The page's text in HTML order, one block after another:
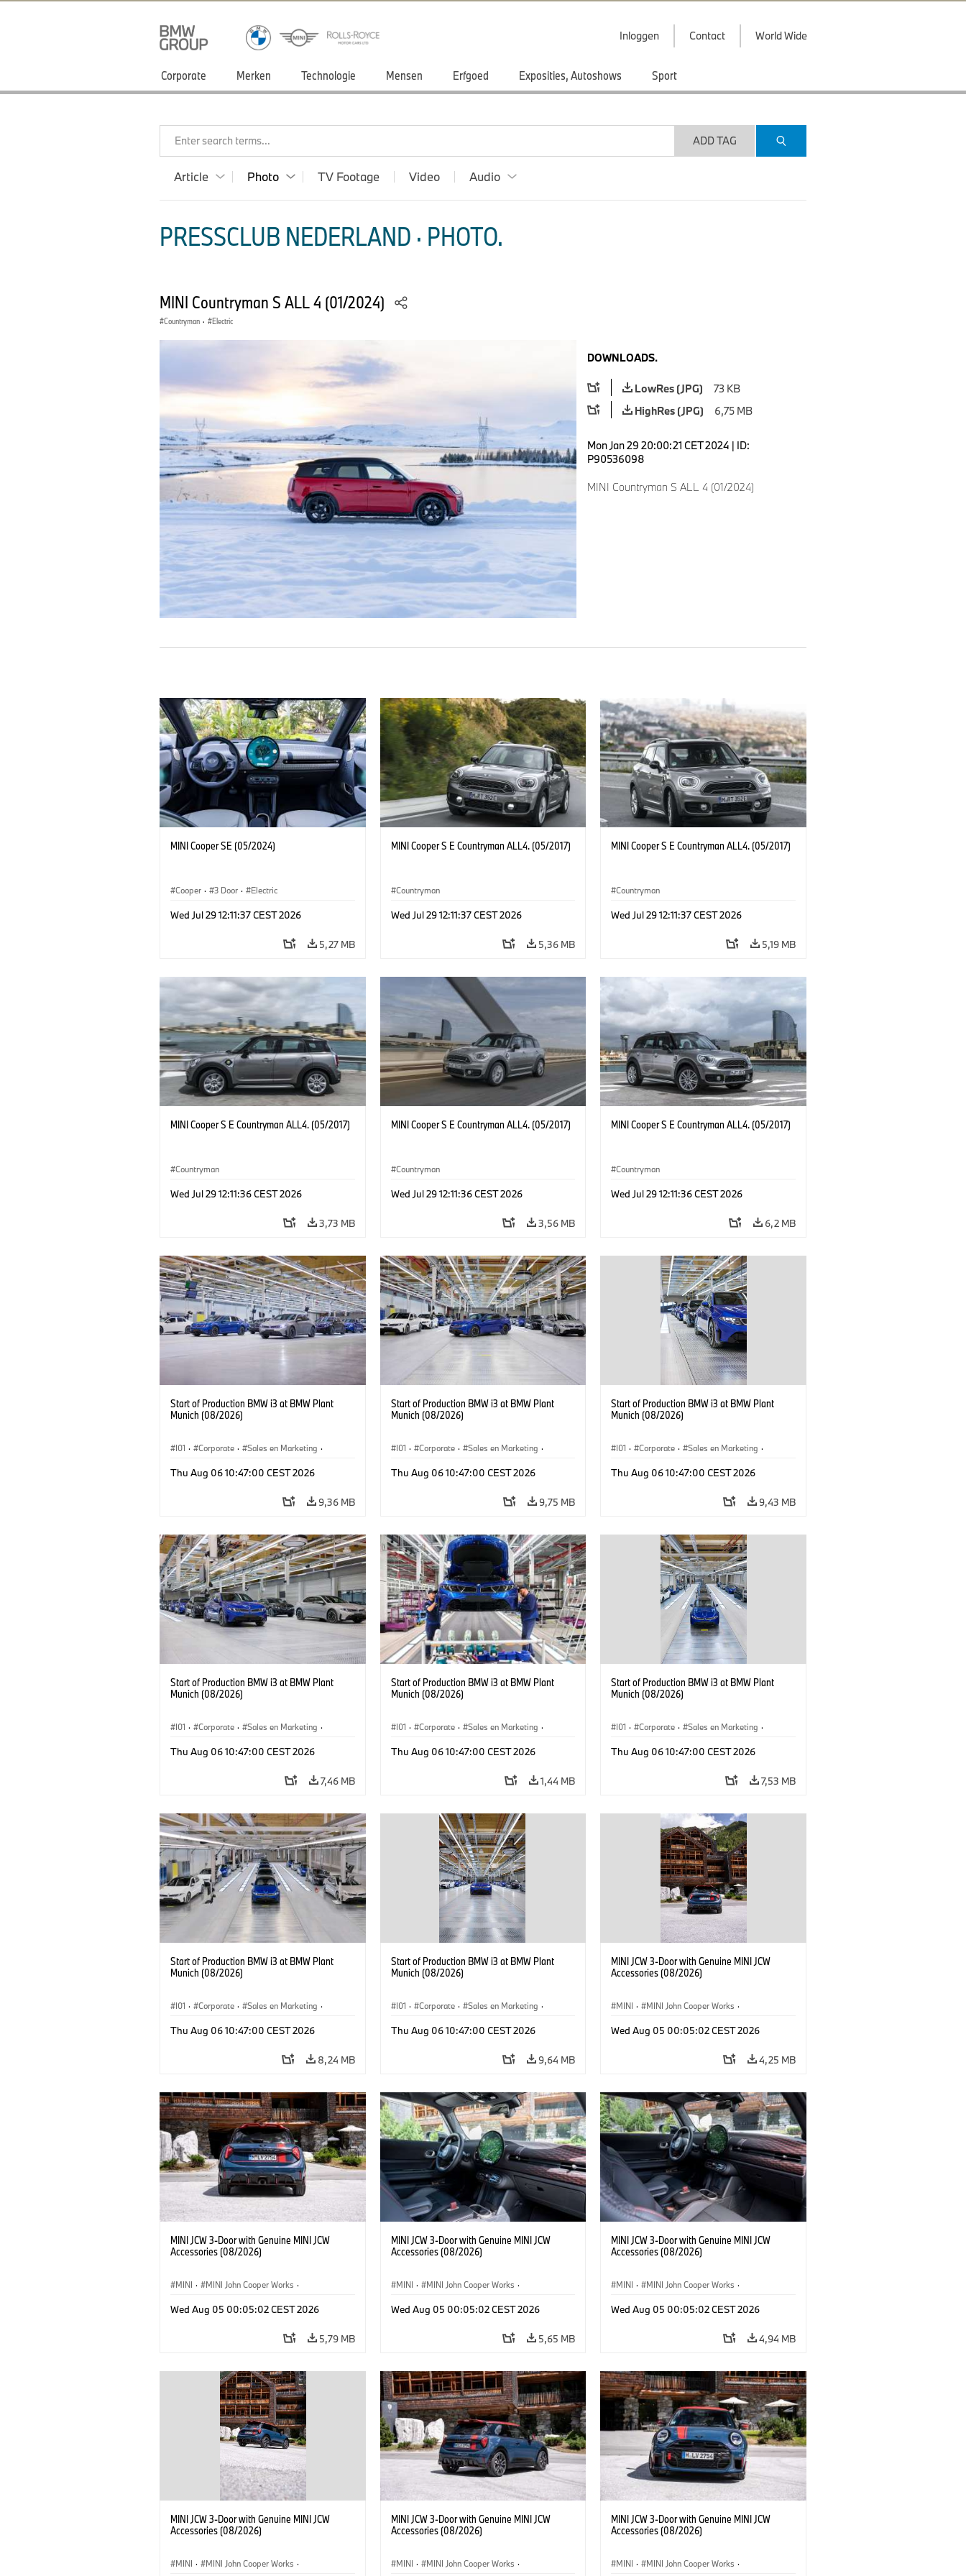
Inloggen Contact World Wide
Corporate Merken Technologie Mensen Erfgoed Exposities, Autoshows Sport
Enter search terms... ADD TAG
Article Photo TV Footage Video Audio
PRESSCLUB NEDERLAND · PHOTO.
MINI Countryman S ALL 4 (01/2024)
Countryman · Electric
DOWNLOADS.
LowRes (JPG)
73 KB
HighRes (JPG)
6,75 MB
Mon Jan 29 20:00:21 CET 2024 | ID:
P90536098
MINI Countryman S ALL 4 (01/2024)
MINI Cooper SE (05/2024)
Cooper · 3 Door · Electric
Wed Jul 29 12:11:37 CEST 2026
5,27 MB
MINI Cooper S E Countryman ALL4. (05/2017)
Countryman
Wed Jul 29 12:11:37 CEST 2026
5,36 MB
MINI Cooper S E Countryman ALL4. (05/2017)
Countryman
Wed Jul 29 12:11:37 CEST 2026
5,19 MB
MINI Cooper S E Countryman ALL4. (05/2017)
Countryman
Wed Jul 29 12:11:36 CEST 2026
3,73 MB
MINI Cooper S E Countryman ALL4. (05/2017)
Countryman
Wed Jul 29 12:11:36 CEST 2026
3,56 MB
MINI Cooper S E Countryman ALL4. (05/2017)
Countryman
Wed Jul 29 12:11:36 CEST 2026
6,2 MB
Start of Production BMW i3 at BMW Plant
Munich (08/2026)
I01 · Corporate · Sales en Marketing ·
Thu Aug 06 10:47:00 CEST 2026
9,36 MB
Start of Production BMW i3 at BMW Plant
Munich (08/2026)
I01 · Corporate · Sales en Marketing ·
Thu Aug 06 10:47:00 CEST 2026
9,75 MB
Start of Production BMW i3 at BMW Plant
Munich (08/2026)
I01 · Corporate · Sales en Marketing ·
Thu Aug 06 10:47:00 CEST 2026
9,43 MB
Start of Production BMW i3 at BMW Plant
Munich (08/2026)
I01 · Corporate · Sales en Marketing ·
Thu Aug 06 10:47:00 CEST 2026
7,46 MB
Start of Production BMW i3 at BMW Plant
Munich (08/2026)
I01 · Corporate · Sales en Marketing ·
Thu Aug 06 10:47:00 CEST 2026
1,44 MB
Start of Production BMW i3 at BMW Plant
Munich (08/2026)
I01 · Corporate · Sales en Marketing ·
Thu Aug 06 10:47:00 CEST 2026
7,53 MB
Start of Production BMW i3 at BMW Plant
Munich (08/2026)
I01 · Corporate · Sales en Marketing ·
Thu Aug 06 10:47:00 CEST 2026
8,24 MB
Start of Production BMW i3 at BMW Plant
Munich (08/2026)
I01 · Corporate · Sales en Marketing ·
Thu Aug 06 10:47:00 CEST 2026
9,64 MB
MINI JCW 3-Door with Genuine MINI JCW
Accessories (08/2026)
MINI · MINI John Cooper Works ·
Wed Aug 05 00:05:02 CEST 2026
4,25 MB
MINI JCW 3-Door with Genuine MINI JCW
Accessories (08/2026)
MINI · MINI John Cooper Works ·
Wed Aug 05 00:05:02 CEST 2026
5,79 MB
MINI JCW 3-Door with Genuine MINI JCW
Accessories (08/2026)
MINI · MINI John Cooper Works ·
Wed Aug 05 00:05:02 CEST 2026
5,65 MB
MINI JCW 3-Door with Genuine MINI JCW
Accessories (08/2026)
MINI · MINI John Cooper Works ·
Wed Aug 05 00:05:02 CEST 2026
4,94 MB
MINI JCW 3-Door with Genuine MINI JCW
Accessories (08/2026)
MINI · MINI John Cooper Works ·
MINI JCW 3-Door with Genuine MINI JCW
Accessories (08/2026)
MINI · MINI John Cooper Works ·
MINI JCW 3-Door with Genuine MINI JCW
Accessories (08/2026)
MINI · MINI John Cooper Works ·